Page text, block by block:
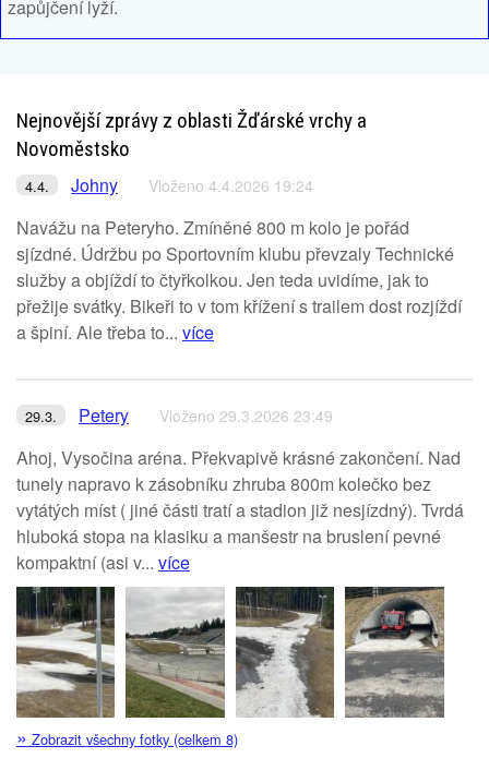
zapůjčení lyží.
Nejnovější zprávy z oblasti Žďárské vrchy a
Novoměstsko
4.4. Johny Vloženo 4.4.2026 19:24
Navážu na Peteryho. Zmíněné 800 m kolo je pořád
sjízdné. Údržbu po Sportovním klubu převzaly Technické
služby a objíždí to čtyřkolkou. Jen teda uvidíme, jak to
přežije svátky. Bikeři to v tom křížení s trailem dost rozjíždí
a špiní. Ale třeba to... více
29.3. Petery Vloženo 29.3.2026 23:49
Ahoj, Vysočina aréna. Překvapivě krásné zakončení. Nad
tunely napravo k zásobníku zhruba 800m kolečko bez
vytátých míst ( jiné části tratí a stadion již nesjízdný). Tvrdá
hluboká stopa na klasiku a manšestr na bruslení pevné
kompaktní (asi v... více
» Zobrazit všechny fotky (celkem 8)